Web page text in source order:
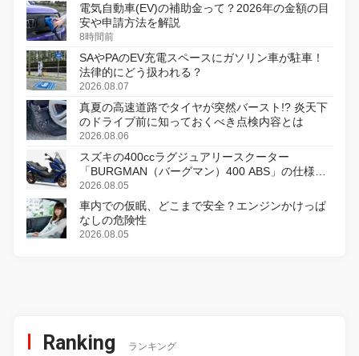
電気自動車(EV)の補助金って？2026年の金額の目
安や申請方法を解説
8時間前
SAやPAのEV充電スペースにガソリン車が駐車！
法律的にどう扱われる？
2026.08.07
真夏の高速道路でタイヤが突然バースト!? 炎天下
のドライブ前に知っておくべき点検内容とは
2026.08.06
スズキの400ccラグジュアリースクーター
「BURGMAN（バーグマン）400 ABS」の仕様を
変更し、8月18日に発売
2026.08.05
車内での仮眠、どこまで安全？エンジンかけっぱ
なしの危険性
2026.08.05
Ranking ランキング